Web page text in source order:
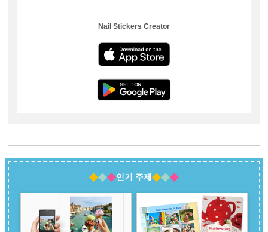
Nail Stickers Creator
인기 주제